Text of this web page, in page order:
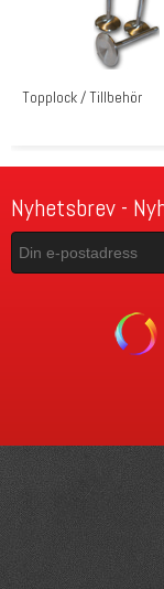
Topplock / Tillbehör
Nyhetsbrev -